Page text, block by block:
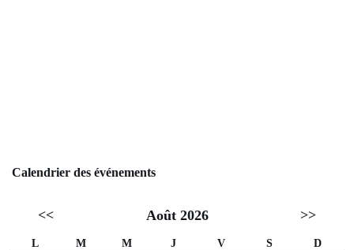
Calendrier des événements
<< Août 2026 >>
L M M J V S
D